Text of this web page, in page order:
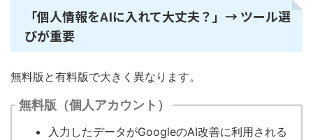
「個人情報をAIに入れて大丈夫？」→ ツール選
びが重要
無料版と有料版で大きく異なります。
無料版（個人アカウント）
入力したデータがGoogleのAI改善に利用される